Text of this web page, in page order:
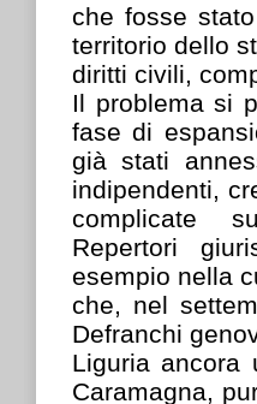
che fosse
territorio dello
diritti civili,
Il problema si
fase di
già stati
indipendenti,
complicate
Repertori
esempio nella
che, nel
Defranchi
Liguria ancora
Caramagna,